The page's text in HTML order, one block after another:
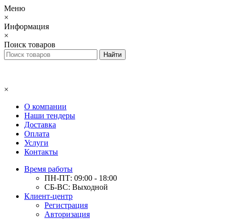
Меню
×
Информация
×
Поиск товаров
×
О компании
Наши тендеры
Доставка
Оплата
Услуги
Контакты
Время работы
ПН-ПТ: 09:00 - 18:00
СБ-ВС: Выходной
Клиент-центр
Регистрация
Авторизация